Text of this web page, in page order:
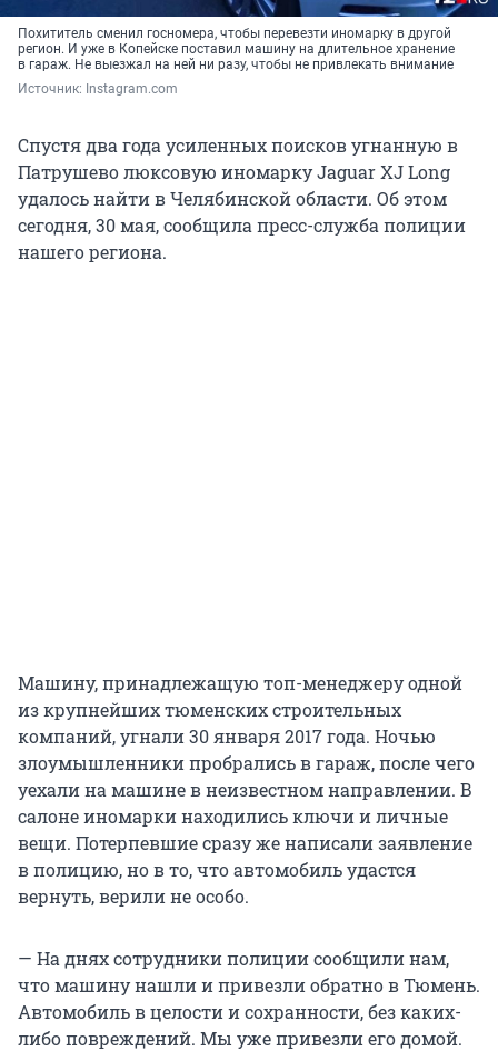
Похититель сменил госномера, чтобы перевезти иномарку в другой
регион. И уже в Копейске поставил машину на длительное хранение
в гараж. Не выезжал на ней ни разу, чтобы не привлекать внимание
Источник: Instagram.com
Спустя два года усиленных поисков угнанную в
Патрушево люксовую иномарку Jaguar XJ Long
удалось найти в Челябинской области. Об этом
сегодня, 30 мая, сообщила пресс-служба полиции
нашего региона.
Машину, принадлежащую топ-менеджеру одной
из крупнейших тюменских строительных
компаний, угнали 30 января 2017 года. Ночью
злоумышленники пробрались в гараж, после чего
уехали на машине в неизвестном направлении. В
салоне иномарки находились ключи и личные
вещи. Потерпевшие сразу же написали заявление
в полицию, но в то, что автомобиль удастся
вернуть, верили не особо.
— На днях сотрудники полиции сообщили нам,
что машину нашли и привезли обратно в Тюмень.
Автомобиль в целости и сохранности, без каких-
либо повреждений. Мы уже привезли его домой.